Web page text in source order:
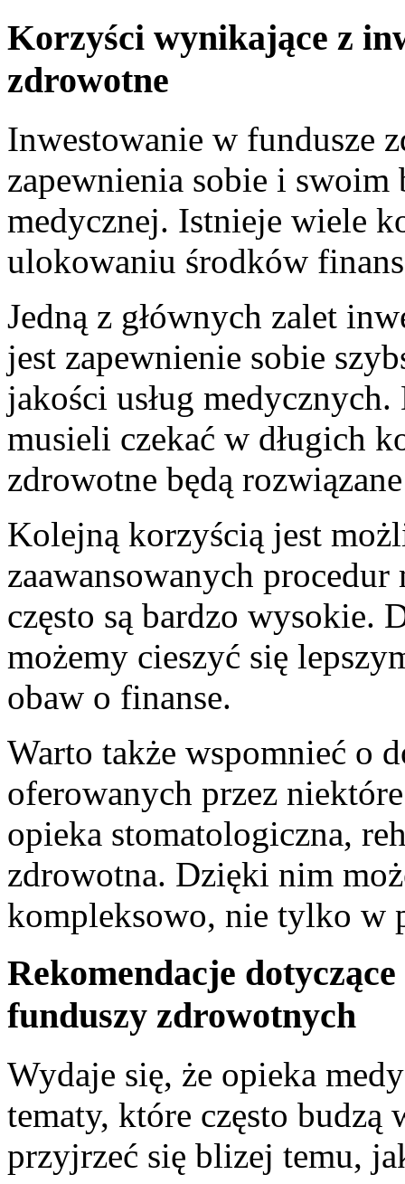
Korzyści wynikające z
zdrowotne
Inwestowanie w fundusze
zapewnienia sobie i
medycznej. Istnieje wiele
ulokowaniu ⁢środków
Jedną z⁣ głównych zalet
jest⁢ zapewnienie sobie
jakości⁤ usług
musieli⁤ czekać w długich
zdrowotne ⁢będą
Kolejną ⁣korzyścią jest
zaawansowanych
często są bardzo wysokie.
możemy⁤ cieszyć ‌się‍
obaw o finanse.
Warto‍ także wspomnieć ‌o
oferowanych przez
opieka stomatologiczna,
zdrowotna. Dzięki nim
kompleksowo, nie tylko w
Rekomendacje
funduszy zdrowotnych
Wydaje się, że opieka
‌tematy, które często
⁣przyjrzeć się blizej temu,